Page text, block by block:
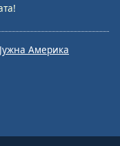
Јужна Америка